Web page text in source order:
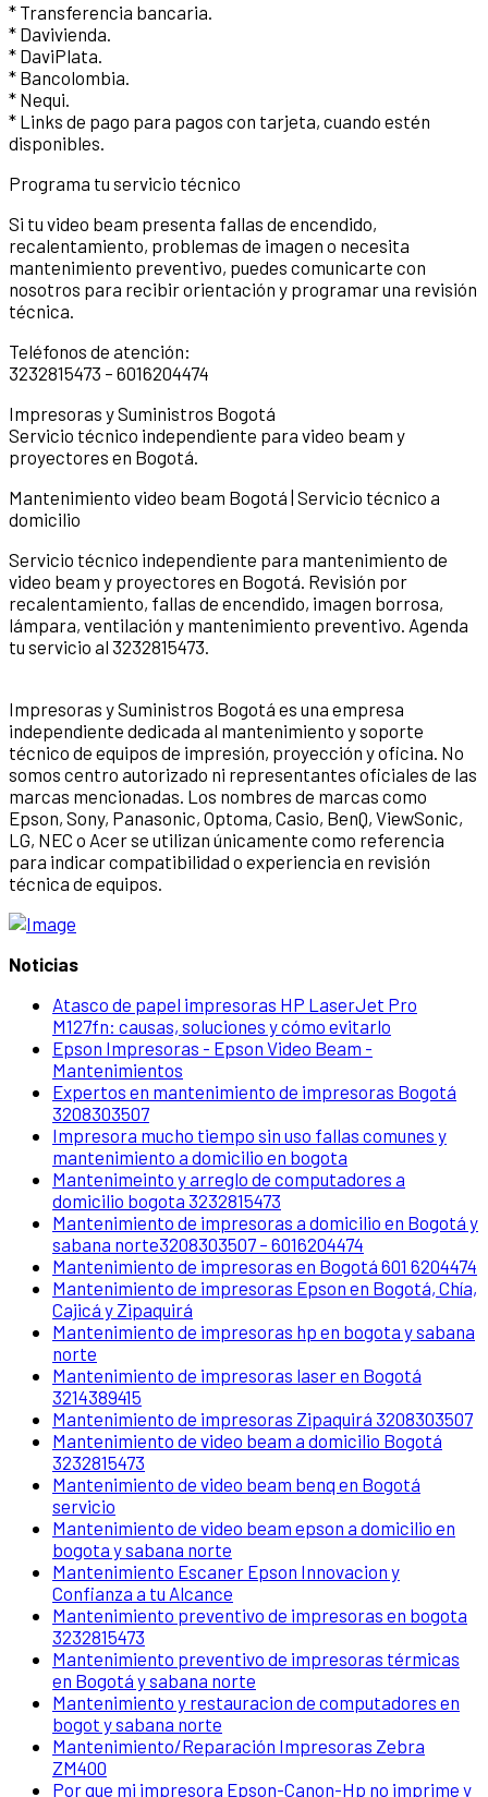
* Transferencia bancaria.
* Davivienda.
* DaviPlata.
* Bancolombia.
* Nequi.
* Links de pago para pagos con tarjeta, cuando estén
disponibles.
Programa tu servicio técnico
Si tu video beam presenta fallas de encendido,
recalentamiento, problemas de imagen o necesita
mantenimiento preventivo, puedes comunicarte con
nosotros para recibir orientación y programar una revisión
técnica.
Teléfonos de atención:
3232815473 – 6016204474
Impresoras y Suministros Bogotá
Servicio técnico independiente para video beam y
proyectores en Bogotá.
Mantenimiento video beam Bogotá | Servicio técnico a
domicilio
Servicio técnico independiente para mantenimiento de
video beam y proyectores en Bogotá. Revisión por
recalentamiento, fallas de encendido, imagen borrosa,
lámpara, ventilación y mantenimiento preventivo. Agenda
tu servicio al 3232815473.
Impresoras y Suministros Bogotá es una empresa
independiente dedicada al mantenimiento y soporte
técnico de equipos de impresión, proyección y oficina. No
somos centro autorizado ni representantes oficiales de las
marcas mencionadas. Los nombres de marcas como
Epson, Sony, Panasonic, Optoma, Casio, BenQ, ViewSonic,
LG, NEC o Acer se utilizan únicamente como referencia
para indicar compatibilidad o experiencia en revisión
técnica de equipos.
Noticias
Atasco de papel impresoras HP LaserJet Pro
M127fn: causas, soluciones y cómo evitarlo
Epson Impresoras - Epson Video Beam -
Mantenimientos
Expertos en mantenimiento de impresoras Bogotá
3208303507
Impresora mucho tiempo sin uso fallas comunes y
mantenimiento a domicilio en bogota
Mantenimeinto y arreglo de computadores a
domicilio bogota 3232815473
Mantenimiento de impresoras a domicilio en Bogotá y
sabana norte3208303507 – 6016204474
Mantenimiento de impresoras en Bogotá 601 6204474
Mantenimiento de impresoras Epson en Bogotá, Chía,
Cajicá y Zipaquirá
Mantenimiento de impresoras hp en bogota y sabana
norte
Mantenimiento de impresoras laser en Bogotá
3214389415
Mantenimiento de impresoras Zipaquirá 3208303507
Mantenimiento de video beam a domicilio Bogotá
3232815473
Mantenimiento de video beam benq en Bogotá
servicio
Mantenimiento de video beam epson a domicilio en
bogota y sabana norte
Mantenimiento Escaner Epson Innovacion y
Confianza a tu Alcance
Mantenimiento preventivo de impresoras en bogota
3232815473
Mantenimiento preventivo de impresoras térmicas
en Bogotá y sabana norte
Mantenimiento y restauracion de computadores en
bogot y sabana norte
Mantenimiento/Reparación Impresoras Zebra
ZM400
Por que mi impresora Epson-Canon-Hp no imprime y